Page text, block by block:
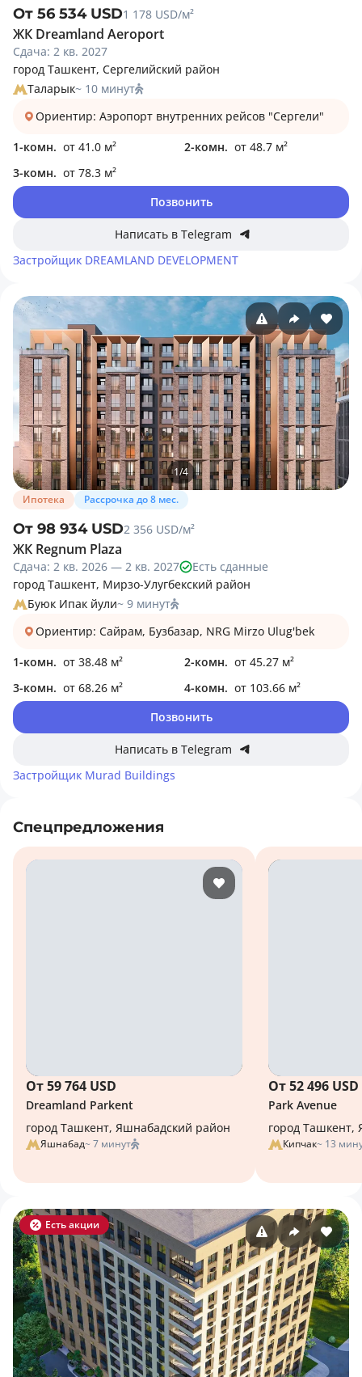
От 56 534 USD1 178 USD/м²
ЖК Dreamland Aeroport
Сдача: 2 кв. 2027
город Ташкент, Сергелийский район
Таларык~ 10 минут
Ориентир: Аэропорт внутренних рейсов "Сергели"
1-комн. от 41.0 м² 2-комн. от 48.7 м²
3-комн. от 78.3 м²
Позвонить
Написать в Telegram
Застройщик DREAMLAND DEVELOPMENT
1/4
Ипотека
Рассрочка до 8 мес.
От 98 934 USD2 356 USD/м²
ЖК Regnum Plaza
Сдача: 2 кв. 2026 — 2 кв. 2027
Есть сданные
город Ташкент, Мирзо-Улугбекский район
Буюк Ипак йули~ 9 минут
Ориентир: Сайрам, Бузбазар, NRG Mirzo Ulug'bek
1-комн. от 38.48 м² 2-комн. от 45.27 м²
3-комн. от 68.26 м² 4-комн. от 103.66 м²
Позвонить
Написать в Telegram
Застройщик Murad Buildings
Спецпредложения
От 59 764 USD
Dreamland Parkent
город Ташкент, Яшнабадский район
Яшнабад~ 7 минут
От 52 496 USD
Park Avenue
город Ташкент,
Кипчак~ 13
Есть акции